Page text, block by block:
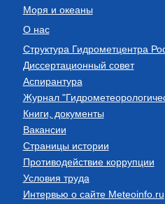
Моря и океаны
О нас
Структура Гидрометцентра
Диссертационный совет
Аспирантура
Журнал
Книги, документы
Вакансии
Страницы истории
Противодействие коррупции
Условия труда
Интервью о сайте Meteoinfo.ru